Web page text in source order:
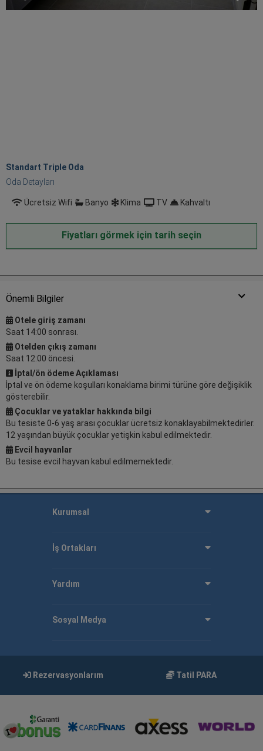
Standart Triple Oda
Oda Detayları
Ücretsiz Wifi Banyo Klima TV Kahvaltı
Fiyatları görmek için tarih seçin
Önemli Bilgiler
Otele giriş zamanı
Saat 14:00 sonrası.
Otelden çıkış zamanı
Saat 12:00 öncesi.
İptal/ön ödeme Açıklaması
İptal ve ön ödeme koşulları konaklama birimi türüne göre değişiklik
gösterebilir.
Çocuklar ve yataklar hakkında bilgi
Bu tesiste 0-6 yaş arası çocuklar ücretsiz konaklayabilmektedirler.
12 yaşından büyük çocuklar yetişkin kabul edilmektedir.
Evcil hayvanlar
Bu tesise evcil hayvan kabul edilmemektedir.
Kurumsal
İş Ortakları
Yardım
Sosyal Medya
Rezervasyonlarım Tatil PARA